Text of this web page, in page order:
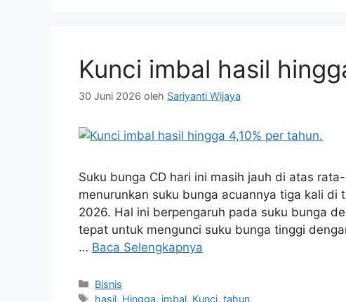
Kunci imbal hasil
30 Juni 2026 oleh Sariyanti Wijaya
Suku bunga CD hari ini masih jauh di atas
menurunkan suku bunga acuannya tiga kali
2026. Hal ini berpengaruh pada suku bunga
tepat untuk mengunci suku bunga tinggi
… Baca Selengkapnya
Kategori
Bisnis
Tag
hasil, Hingga, imbal, Kunci,tahun